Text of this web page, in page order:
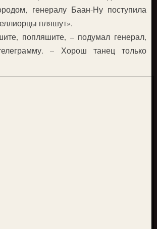
генералу Баан-Ну поступила
пляшут».
попляшите, – подумал генерал,
– Хорош танец только